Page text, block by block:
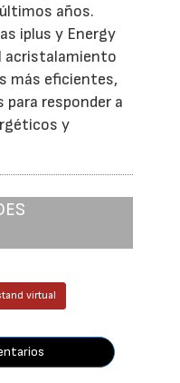
años.
iplus y Energy
acristalamiento
más eficientes,
responder a
y
virtual